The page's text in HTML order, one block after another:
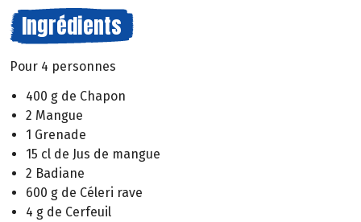
Ingrédients
Pour 4 personnes
400 g de Chapon
2 Mangue
1 Grenade
15 cl de Jus de mangue
2 Badiane
600 g de Céleri rave
4 g de Cerfeuil